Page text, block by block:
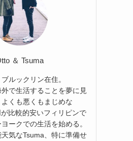
＆ Tsuma
ルックリン在住。
で生活することを夢に見
くも悪くもまじめな
比較的安いフィリピンで
ークでの生活を始める。
気なTsuma、特に準備せ